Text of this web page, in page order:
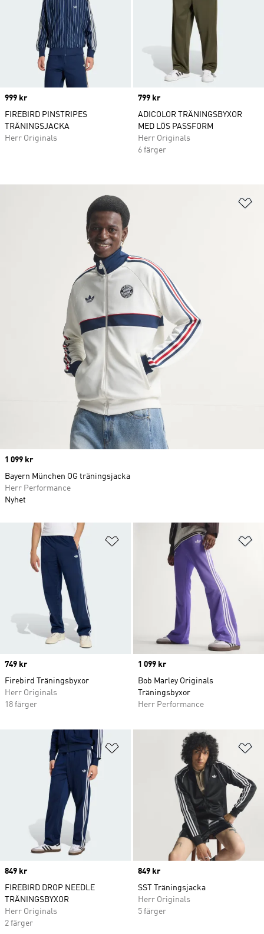
Price
999 kr
FIREBIRD PINSTRIPES
TRÄNINGSJACKA
Herr Originals
Price
799 kr
ADICOLOR TRÄNINGSBYXOR
MED LÖS PASSFORM
Herr Originals
6 färger
Lägg till på önskelistan
Price
749 kr
Firebird Träningsbyxor
Herr Originals
18 färger
Price
1 099 kr
Bob Marley Originals
Träningsbyxor
Herr Performance
Lägg till på önskelistan
Price
849 kr
FIREBIRD DROP NEEDLE
TRÄNINGSBYXOR
Herr Originals
2 färger
Price
849 kr
SST Träningsjacka
Herr Originals
5 färger
Price
1 099 kr
Bayern München OG träningsjacka
Herr Performance
Nyhet